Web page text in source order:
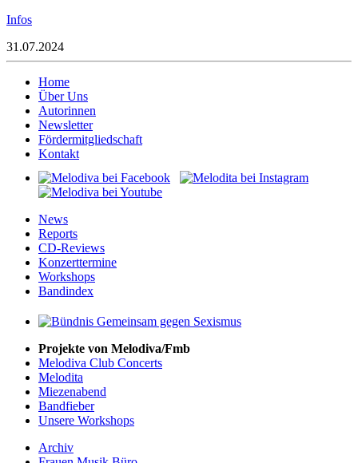
Infos
31.07.2024
Home
Über Uns
Autorinnen
Newsletter
Fördermitgliedschaft
Kontakt
News
Reports
CD-Reviews
Konzerttermine
Workshops
Bandindex
Projekte von Melodiva/Fmb
Melodiva Club Concerts
Melodita
Miezenabend
Bandfieber
Unsere Workshops
Archiv